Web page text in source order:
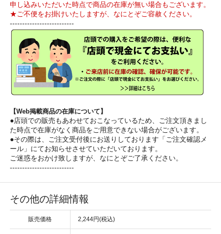
申し込みいただいた時点で商品の在庫が無い場合もございます。
★ご不便をお掛けいたしますが、なにとぞご容赦ください。
--------------------------
【Web掲載商品の在庫について】
●店頭での販売もあわせておこなっているため、ご注文頂きまし
た時点で在庫がなく商品をご用意できない場合がございます。
●その際は、ご注文受付後にお送りしております「ご注文確認メ
ール」にてお知らせさせていただいております。
ご迷惑をおかけ致しますが、なにとぞご了承ください。
--------------------------
その他の詳細情報
販売価格 2,244円(税込)